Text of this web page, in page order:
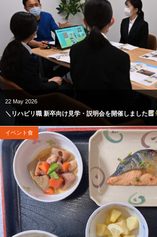
22 May 2026
＼リハビリ職 新卒向け見学・説明会を開催しました
イベント食
訪問リハビリセンター
CPひまわり
初任者研修
ひよこっこ
たいよう
ひだまり